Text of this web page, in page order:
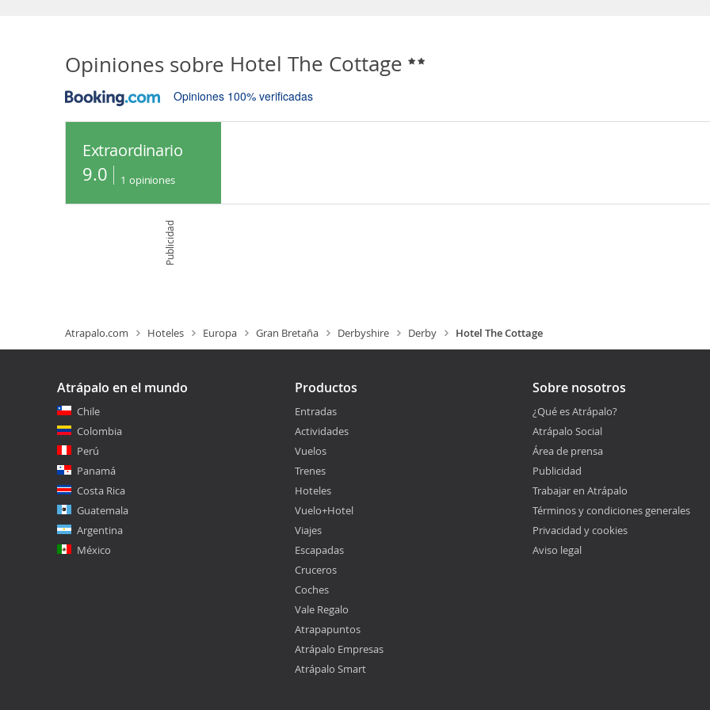
Opiniones sobre Hotel The Cottage
Opiniones 100% verificadas
Extraordinario
9.0 1 opiniones
Publicidad
Atrapalo.com Hoteles Europa Gran Bretaña Derbyshire Derby Hotel The Cottage
Atrápalo en el mundo
Chile
Colombia
Perú
Panamá
Costa Rica
Guatemala
Argentina
México
Productos
Entradas
Actividades
Vuelos
Trenes
Hoteles
Vuelo+Hotel
Viajes
Escapadas
Cruceros
Coches
Vale Regalo
Atrapapuntos
Atrápalo Empresas
Atrápalo Smart
Sobre nosotros
¿Qué es Atrápalo?
Atrápalo Social
Área de prensa
Publicidad
Trabajar en Atrápalo
Términos y condiciones generales
Privacidad y cookies
Aviso legal